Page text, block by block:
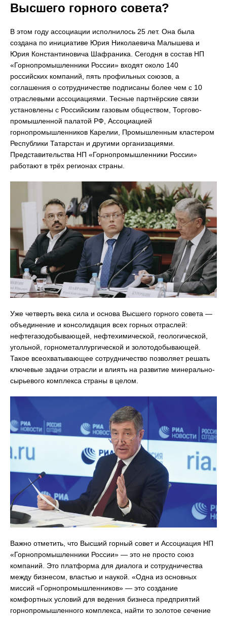
Высшего горного совета?
В этом году ассоциации исполнилось 25 лет. Она была
создана по инициативе Юрия Николаевича Малышева и
Юрия Константиновича Шафраника. Сегодня в состав НП
«Горнопромышленники России» входят около 140
российских компаний, пять профильных союзов, а
соглашения о сотрудничестве подписаны более чем с 10
отраслевыми ассоциациями. Тесные партнёрские связи
установлены с Российским газовым обществом, Торгово-
промышленной палатой РФ, Ассоциацией
горнопромышленников Карелии, Промышленным кластером
Республики Татарстан и другими организациями.
Представительства НП «Горнопромышленники России»
работают в трёх регионах страны.
Уже четверть века сила и основа Высшего горного совета —
объединение и консолидация всех горных отраслей:
нефтегазодобывающей, нефтехимической, геологической,
угольной, горнометаллургической и золотодобывающей.
Такое всеохватывающее сотрудничество позволяет решать
ключевые задачи отрасли и влиять на развитие минерально-
сырьевого комплекса страны в целом.
Важно отметить, что Высший горный совет и Ассоциация НП
«Горнопромышленники России» — это не просто союз
компаний. Это платформа для диалога и сотрудничества
между бизнесом, властью и наукой. «Одна из основных
миссий «Горнопромышленников» — это создание
комфортных условий для ведения бизнеса предприятий
горнопромышленного комплекса, найти то золотое сечение